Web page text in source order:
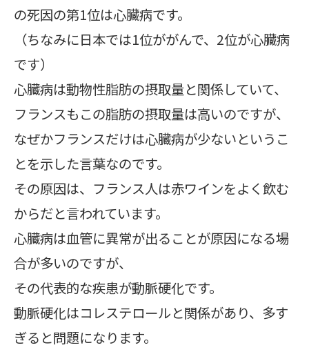
の死因の第1位は心臓病です。
（ちなみに日本では1位ががんで、2位が心臓病
です）
心臓病は動物性脂肪の摂取量と関係していて、
フランスもこの脂肪の摂取量は高いのですが、
なぜかフランスだけは心臓病が少ないというこ
とを示した言葉なのです。
その原因は、フランス人は赤ワインをよく飲む
からだと言われています。
心臓病は血管に異常が出ることが原因になる場
合が多いのですが、
その代表的な疾患が動脈硬化です。
動脈硬化はコレステロールと関係があり、多す
ぎると問題になります。